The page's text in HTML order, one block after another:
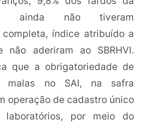
ainda não tiveram
índice atribuído a
não aderiram ao SBRHVI.
que a obrigatoriedade de
malas no SAI, na safra
operação de cadastro único
laboratórios, por meio do